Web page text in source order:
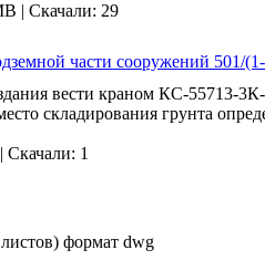
| Скачали: 29
части сооружений 501/
вести краном КС-55713-
складирования грунта
Скачали: 1
формат dwg